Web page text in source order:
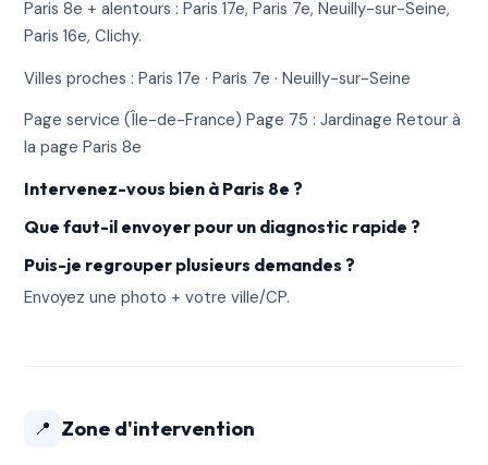
Paris 8e + alentours : Paris 17e, Paris 7e, Neuilly-sur-Seine,
Paris 16e, Clichy.
Villes proches : Paris 17e · Paris 7e · Neuilly-sur-Seine
Page service (Île-de-France) Page 75 : Jardinage Retour à
la page Paris 8e
Intervenez-vous bien à Paris 8e ?
Que faut-il envoyer pour un diagnostic rapide ?
Puis-je regrouper plusieurs demandes ?
Envoyez une photo + votre ville/CP.
📍 Zone d'intervention